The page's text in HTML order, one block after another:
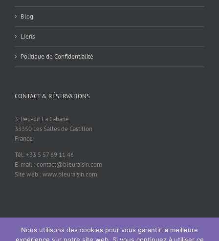
Blog
Liens
Politique de Confidentialité
CONTACT & RÉSERVATIONS
3, lieu-dit La Cabane
33350 Les Salles de Castillon
France
Tél: +33 5 57 69 11 46
E-mail : contact@bleuraisin.com
Site web : www.bleuraisin.com
© 2026 Bleu Raisin - contact@bleuraisin.com - +33 (0)5 57 69 11 46
Nous utilisons des cookies pour vous garantir la meilleure